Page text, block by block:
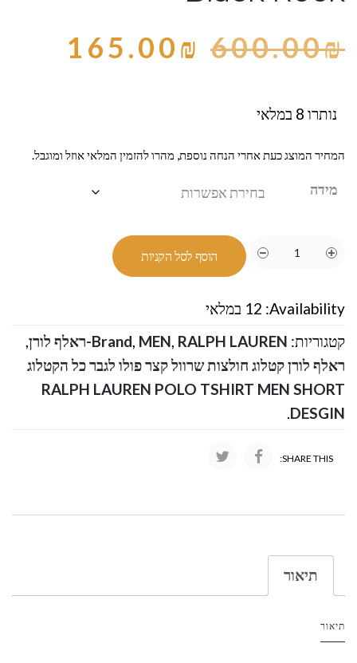
600.00₪
165.00₪
נותרו 8 במלאי
המחיר המוצג כעת אחרי הנחה נוספת, מהרו להזמין המלאי אוזל ומוגבל.
מידה
הוסף לסל הקניות
Availability: 12 במלאי
קטגוריות:
Brand, MEN, RALPH LAUREN-ראלף לורן
,
ראלף לורן קטלוג חולצות שרוול קצר פולו לגבר כל הקטלוג
RALPH LAUREN POLO TSHIRT MEN SHORT
DESGIN
.
SHARE THIS:
תיאור
תיאור